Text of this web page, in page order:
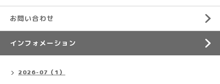
お問い合わせ
インフォメーション
2026-07（1）